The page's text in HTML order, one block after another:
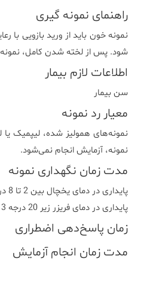
راهنمای نمونه گیری
نمونه خون باید از ورید بازویی با
شود. پس از لخته شدن کامل، نمونه
اطلاعات لازم بیمار
سن بیمار
معیار رد نمونه
نمونه‌های همولیز شده، لیپمیک
نمونه، آزمایش انجام نمی‌شود.
مدت زمان نگهداری نمونه
پایداری در دمای یخچال بین 2 تا 8 درجه 5 روز
پایداری در دمای فریزر زیر 20 درجه 3 ماه
زمان پاسخ‌دهی اضطراری
مدت زمان انجام آزمایش